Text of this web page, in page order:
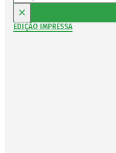
×
EDIÇÃO IMPRESSA